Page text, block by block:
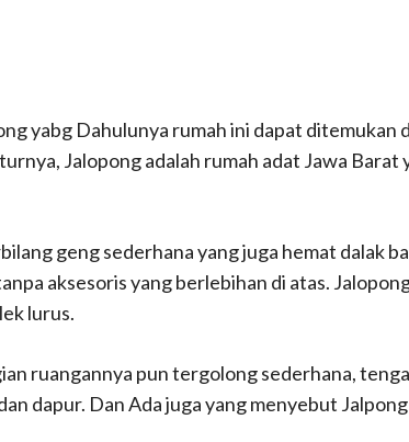
yabg Dahulunya rumah ini dapat ditemukan
Jalopong adalah rumah adat Jawa Barat
geng sederhana yang juga hemat dalak
aksesoris yang berlebihan di atas.
lurus.
ruangannya pun tergolong sederhana,
dapur. Dan Ada juga yang menyebut